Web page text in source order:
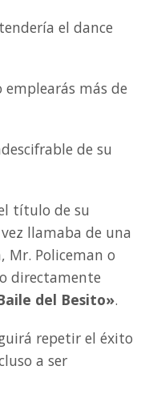
el dance
más de
de su
título de su
llamaba de una
Mr. Policeman o
directamente
del Besito».
repetir el éxito
a ser